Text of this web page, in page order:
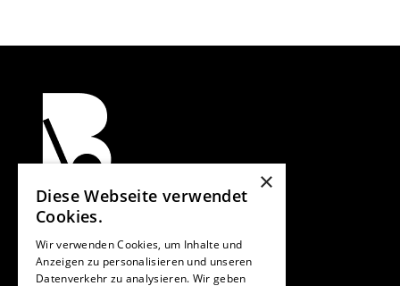
Verband für Bauen im Bestand e. V.
10777 Berlin
Vorstand:
×
Diese Webseite verwendet
Cookies.
Wir verwenden Cookies, um Inhalte und
Anzeigen zu personalisieren und unseren
Datenverkehr zu analysieren. Wir geben